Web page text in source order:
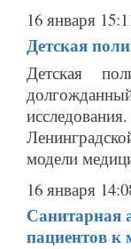
16 января
Детская
Детская
модели
16 января
Санитарная
пациентов к